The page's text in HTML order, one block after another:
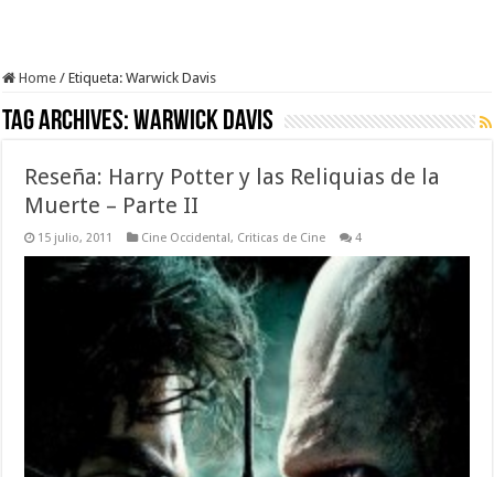
Home / Etiqueta:Warwick Davis
Tag Archives:Warwick Davis
Reseña: Harry Potter y las Reliquias de la
Muerte – Parte II
15 julio, 2011 Cine Occidental, Criticas de Cine 4